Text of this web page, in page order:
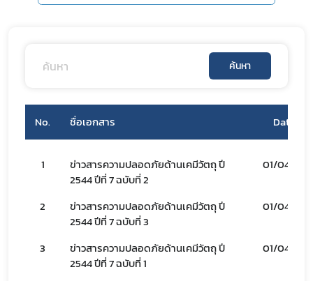
ค้นหา
No. ชื่อเอกสาร Date
1
ข่าวสารความปลอดภัยด้านเคมีวัตถุ ปี
2544 ปีที่ 7 ฉบับที่ 2
01/04/44
2
ข่าวสารความปลอดภัยด้านเคมีวัตถุ ปี
2544 ปีที่ 7 ฉบับที่ 3
01/04/44
3
ข่าวสารความปลอดภัยด้านเคมีวัตถุ ปี
2544 ปีที่ 7 ฉบับที่ 1
01/04/44
ฝ่ายคลัง